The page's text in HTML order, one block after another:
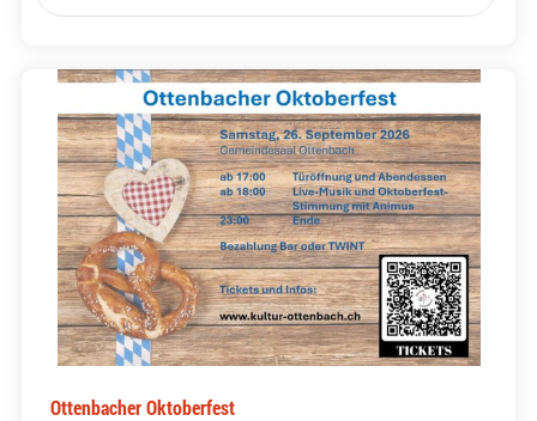
Ottenbacher Oktoberfest